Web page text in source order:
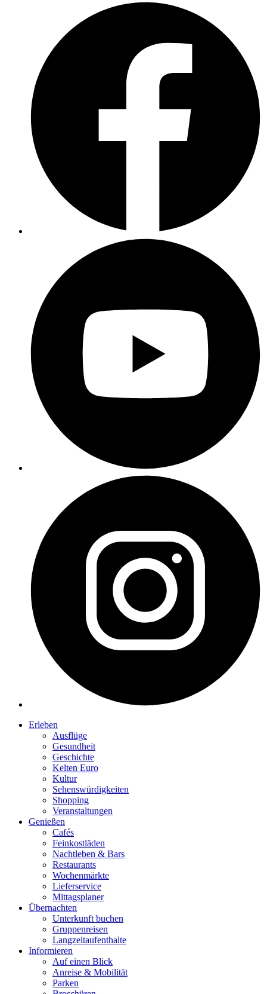
Erleben
Ausflüge
Gesundheit
Geschichte
Kelten Euro
Kultur
Sehenswürdigkeiten
Shopping
Veranstaltungen
Genießen
Cafés
Feinkostläden
Nachtleben & Bars
Restaurants
Wochenmärkte
Lieferservice
Mittagsplaner
Übernachten
Unterkunft buchen
Gruppenreisen
Langzeitaufenthalte
Informieren
Auf einen Blick
Anreise & Mobilität
Parken